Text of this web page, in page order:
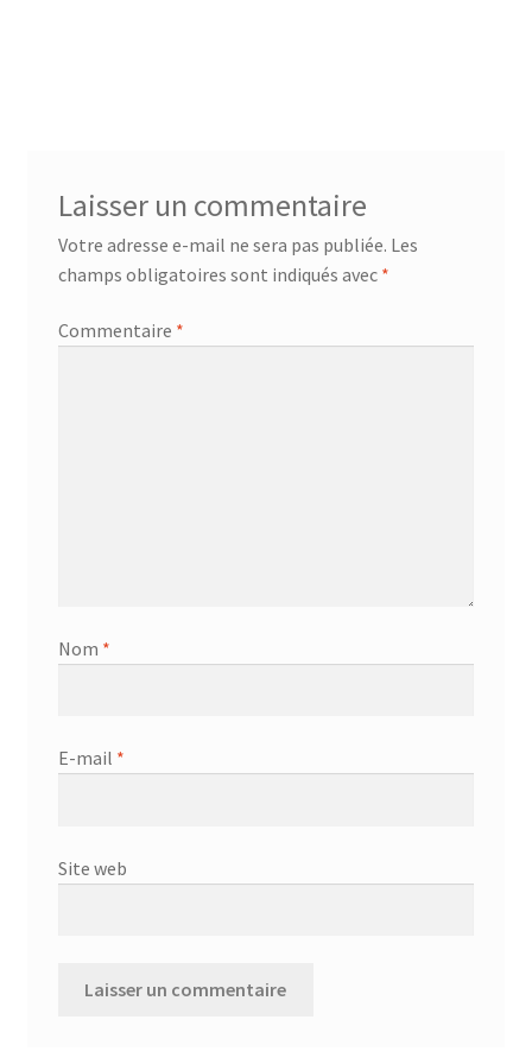
Laisser un commentaire
Votre adresse e-mail ne sera pas publiée. Les
champs obligatoires sont indiqués avec *
Commentaire *
Nom *
E-mail *
Site web